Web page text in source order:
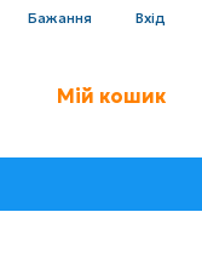
Бажання Вхід
Мій кошик